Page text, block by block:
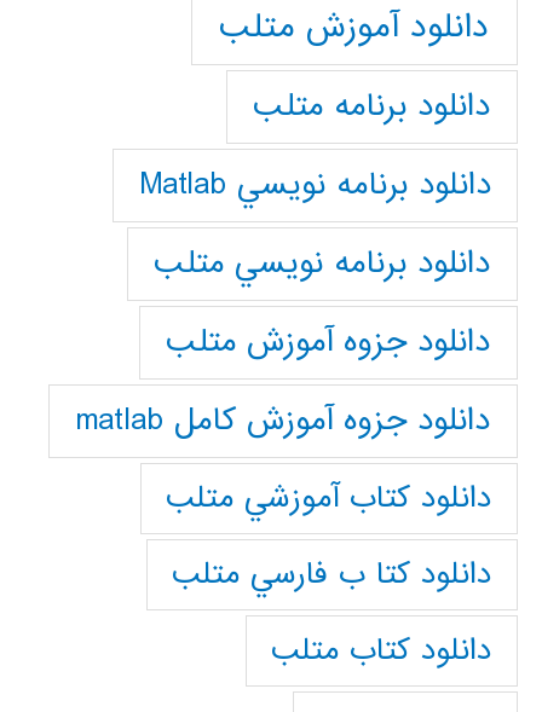
دانلود آموزش متلب
دانلود برنامه متلب
دانلود برنامه نويسي Matlab
دانلود برنامه نويسي متلب
دانلود جزوه آموزش متلب
دانلود جزوه آموزش کامل matlab
دانلود كتاب آموزشي متلب
دانلود كتا ب فارسي متلب
دانلود كتاب متلب